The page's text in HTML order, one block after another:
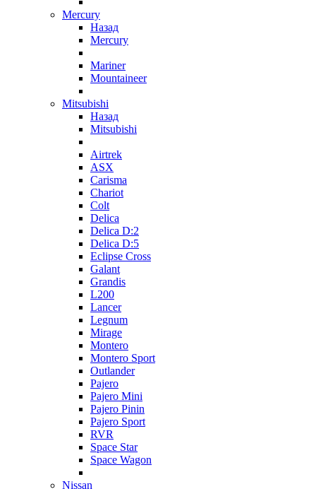
Mercury
Назад
Mercury
Mariner
Mountaineer
Mitsubishi
Назад
Mitsubishi
Airtrek
ASX
Carisma
Chariot
Colt
Delica
Delica D:2
Delica D:5
Eclipse Cross
Galant
Grandis
L200
Lancer
Legnum
Mirage
Montero
Montero Sport
Outlander
Pajero
Pajero Mini
Pajero Pinin
Pajero Sport
RVR
Space Star
Space Wagon
Nissan